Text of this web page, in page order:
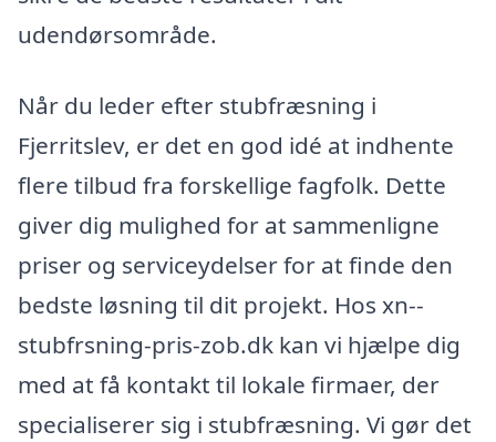
udendørsområde.
Når du leder efter stubfræsning i
Fjerritslev, er det en god idé at indhente
flere tilbud fra forskellige fagfolk. Dette
giver dig mulighed for at sammenligne
priser og serviceydelser for at finde den
bedste løsning til dit projekt. Hos xn--
stubfrsning-pris-zob.dk kan vi hjælpe dig
med at få kontakt til lokale firmaer, der
specialiserer sig i stubfræsning. Vi gør det